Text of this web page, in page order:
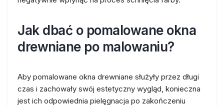
Jak dbać o pomalowane okna
drewniane po malowaniu?
Aby pomalowane okna drewniane służyły przez długi
czas i zachowały swój estetyczny wygląd, konieczna
jest ich odpowiednia pielęgnacja po zakończeniu